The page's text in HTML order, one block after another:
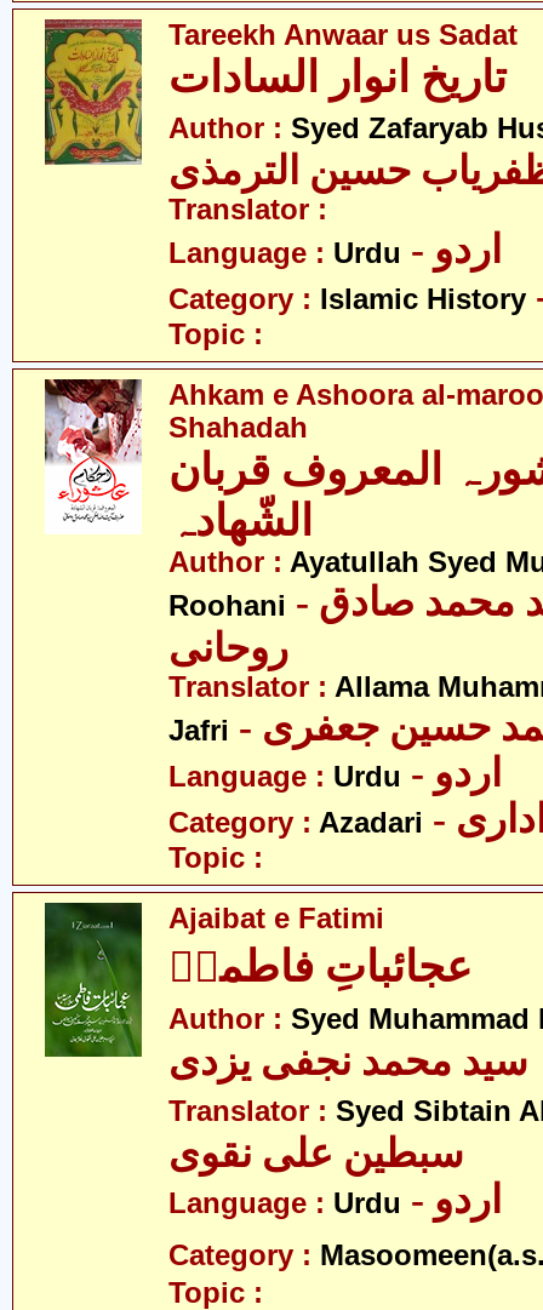
Tareekh Anwaar us Sadat
تاریخ انوار السادات
Author : Syed Zafaryab
حسین الترمذی
Translator :
Language : Urdu - اردو
Category : Islamic History
Topic :
Ahkam e Ashoora al-
Shahadah
المعروف قربان
الشّھادہ
Author : Ayatullah Syed
Roohani - آیت اللہ سید محمد صادق
روحانی
Translator : Allama
Jafri
حسین جعفری
Language : Urdu - اردو
Category : Azadari
Topic :
Ajaibat e Fatimi
عجائباتِ فاطمیؑ
Author : Syed Muhammad
سید محمد نجفی یزدی
Translator : Syed Sibtain
سبطین علی نقوی
Language : Urdu - اردو
Category :
Topic :